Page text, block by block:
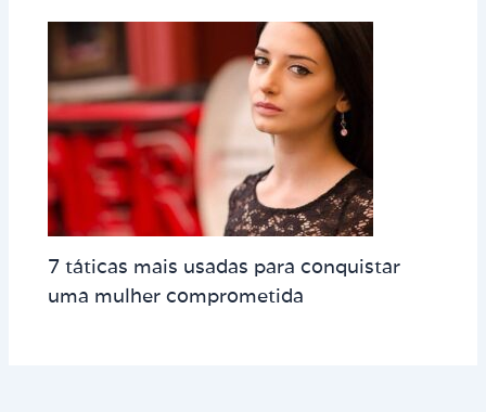
7 táticas mais usadas para conquistar
uma mulher comprometida